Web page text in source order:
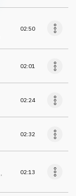
02:50
02:01
02:24
02:32
,
02:13